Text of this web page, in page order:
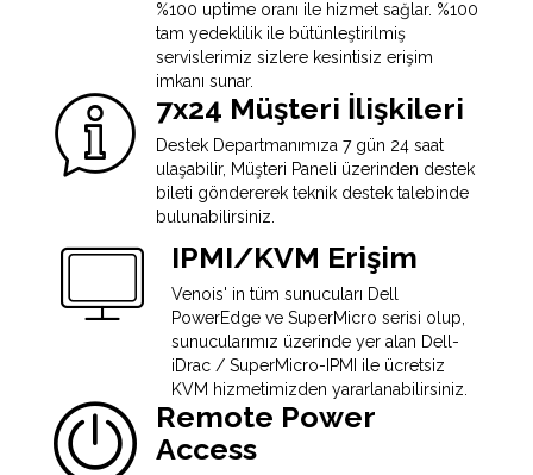
%100 uptime oranı ile hizmet sağlar. %100
tam yedeklilik ile bütünleştirilmiş
servislerimiz sizlere kesintisiz erişim
imkanı sunar.
7x24 Müşteri İlişkileri
Destek Departmanımıza 7 gün 24 saat
ulaşabilir, Müşteri Paneli üzerinden destek
bileti göndererek teknik destek talebinde
bulunabilirsiniz.
IPMI/KVM Erişim
Venois' in tüm sunucuları Dell
PowerEdge ve SuperMicro serisi olup,
sunucularımız üzerinde yer alan Dell-
iDrac / SuperMicro-IPMI ile ücretsiz
KVM hizmetimizden yararlanabilirsiniz.
Remote Power
Access